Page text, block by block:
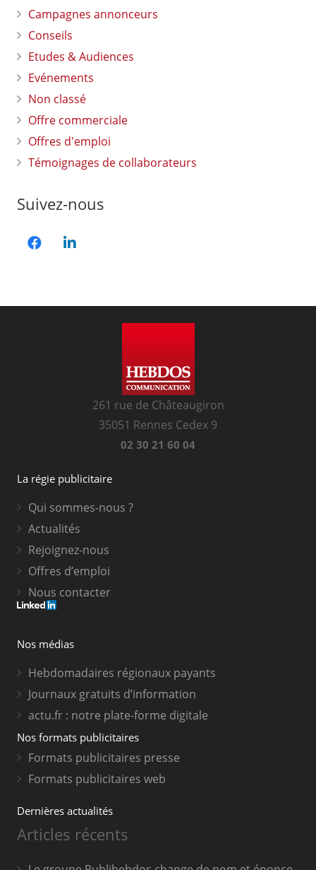
Campagnes annonceurs
Conseils
Etudes & Audiences
Evénements
Non classé
Offre commerciale
Offres d'emploi
Témoignages de collaborateurs
Suivez-nous
261 rue de Châteaugiron
35051 Rennes Cedex 9
02 30 21 60 04
La régie publicitaire
Qui sommes-nous ?
Actualités
Rejoignez-nous
Offres d’emploi
Nous contacter
Nos médias
Hebdomadaires régionaux payants
Journaux gratuits d’information
actu.fr : notre plate-forme digitale
Nos formats publicitaires
Formats publicitaires presse
Formats publicitaires web
Dernières actualités
Articles récents